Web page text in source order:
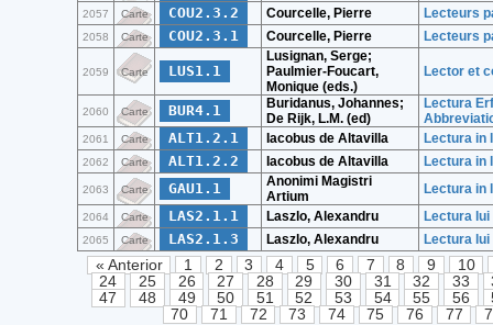
2057 Carte COU2.3.2 Courcelle, Pierre Lecteurs
2058 Carte COU2.3.1 Courcelle, Pierre Lecteurs
2059 Carte LUS1.1
Lusignan, Serge;
Paulmier-Foucart,
Monique (eds.)
Lector et
2060 Carte BUR4.1
Buridanus, Johannes;
De Rijk, L.M. (ed)
Lectura
2061 Carte ALT1.2.1 Iacobus de Altavilla Lectura in
2062 Carte ALT1.2.2 Iacobus de Altavilla Lectura in
2063 Carte GAU1.1
Anonimi Magistri
Artium
Lectura in
2064 Carte LAS2.1.1 Laszlo, Alexandru Lectura
2065 Carte LAS2.1.3 Laszlo, Alexandru Lectura
« Anterior 1 2 3 4 5 6 7 8 9
10
24
25 26 27 28 29 30 31 32 33
47
48 49 50 51 52 53 54 55 56
70
71 72 73 74 75 76 77